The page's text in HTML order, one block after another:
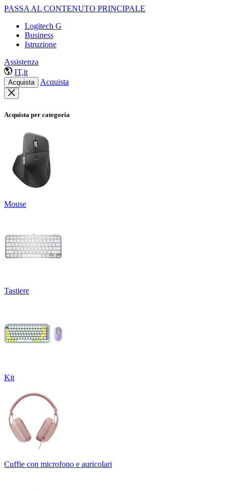
PASSA AL CONTENUTO PRINCIPALE
Logitech G
Business
Istruzione
Assistenza
IT,it
Acquista Acquista
Acquista per categoria
Mouse
Tastiere
Kit
Cuffie con microfono e auricolari